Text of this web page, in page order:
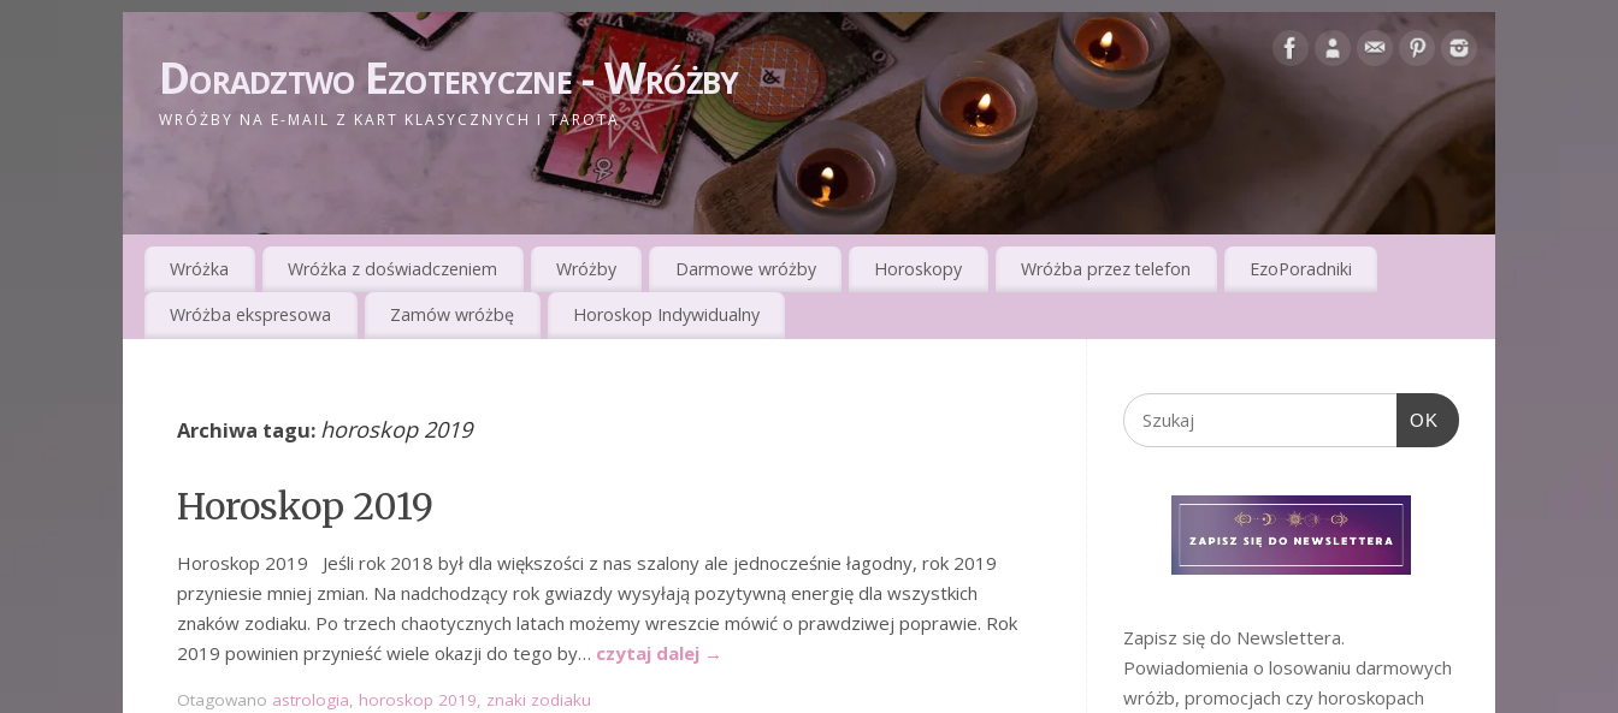
Doradztwo Ezoteryczne - Wróżby
WRÓŻBY NA E-MAIL Z KART KLASYCZNYCH I TAROTA
Wróżka Wróżka z doświadczeniem Wróżby Darmowe wróżby Horoskopy Wróżba przez telefon EzoPoradniki
Wróżba ekspresowa Zamów wróżbę Horoskop Indywidualny
Archiwa tagu: horoskop 2019
Horoskop 2019
Horoskop 2019 Jeśli rok 2018 był dla większości z nas szalony ale jednocześnie łagodny, rok 2019
przyniesie mniej zmian. Na nadchodzący rok gwiazdy wysyłają pozytywną energię dla wszystkich
znaków zodiaku. Po trzech chaotycznych latach możemy wreszcie mówić o prawdziwej poprawie. Rok
2019 powinien przynieść wiele okazji do tego by… czytaj dalej →
Otagowano astrologia horoskop 2019 znaki zodiaku
OK
Zapisz się do Newslettera.
Powiadomienia o losowaniu darmowych
wróżb, promocjach czy horoskopach